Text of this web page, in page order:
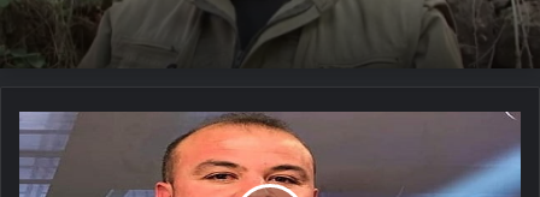
كوردستانەکا
بهێز
پێدڤى